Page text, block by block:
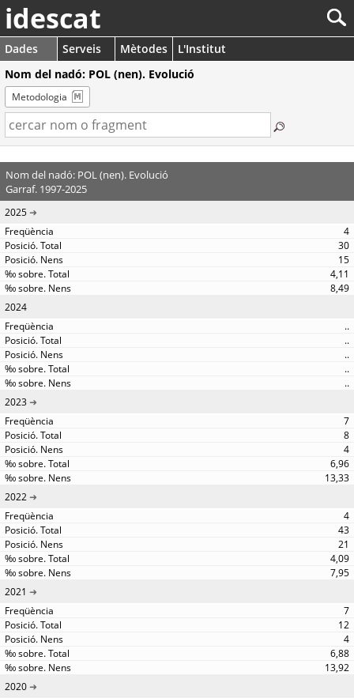
idescat
Dades Serveis Mètodes
L'Institut
Nom del nadó: POL (nen). Evolució
Metodologia
Nom del nadó: POL (nen). Evolució
Garraf. 1997-2025
2025
4
30
15
4,11
8,49
2024
..
..
..
..
..
2023
7
8
4
6,96
13,33
2022
4
43
21
4,09
7,95
2021
7
12
4
6,88
13,92
2020